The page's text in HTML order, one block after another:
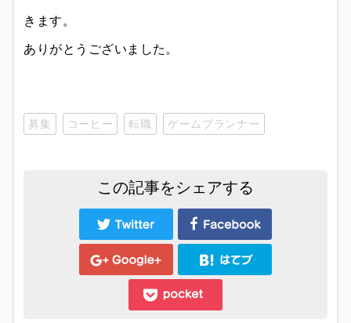
きます。
ありがとうございました。
募集 コーヒー 転職 ゲームプランナー
この記事をシェアする